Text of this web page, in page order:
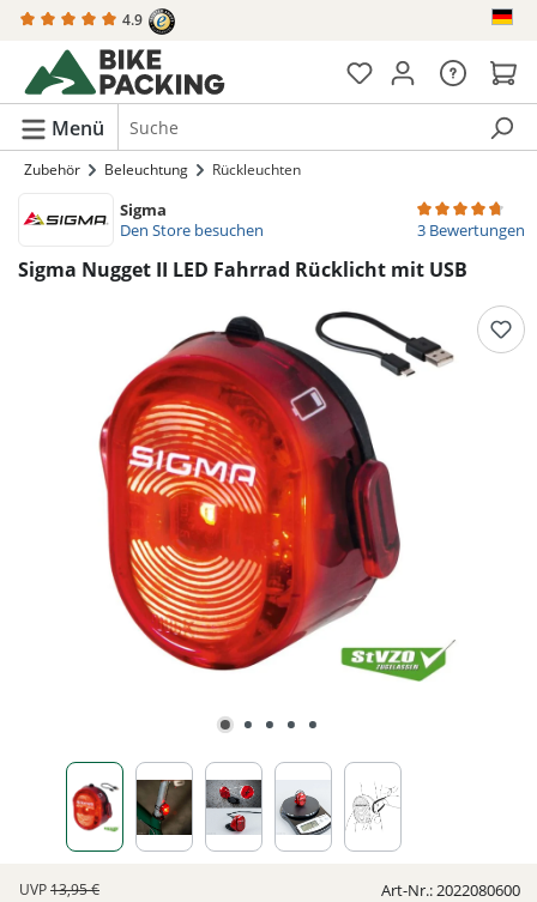
springen 4.9
Menü
Zubehör Beleuchtung Rückleuchten
Sigma
Den Store besuchen
Sigma Nugget II LED Fahrrad Rücklicht mit USB
3 Bewertungen
UVP13,95 € Art-Nr.:2022080600